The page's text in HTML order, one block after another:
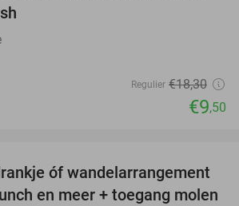
Regulier €18,30
€9,50
46%
óf wandelarrangement
en meer + toegang molen